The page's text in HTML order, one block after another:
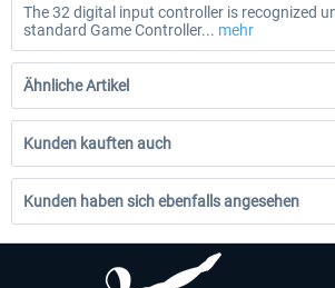
The 32 digital input controller is recognized
standard Game Controller... mehr
Ähnliche Artikel
Kunden kauften auch
Kunden haben sich ebenfalls angesehen